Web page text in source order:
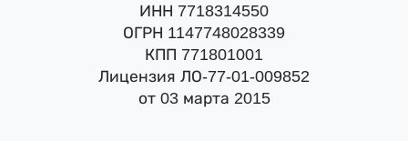
ИНН 7718314550
ОГРН 1147748028339
КПП 771801001
Лицензия ЛО-77-01-009852
от 03 марта 2015